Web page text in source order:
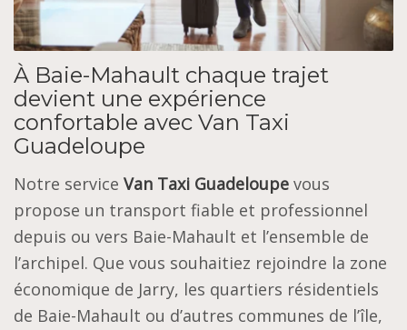
À Baie-Mahault chaque trajet
devient une expérience
confortable avec Van Taxi
Guadeloupe
Notre service Van Taxi Guadeloupe vous
propose un transport fiable et professionnel
depuis ou vers Baie-Mahault et l’ensemble de
l’archipel. Que vous souhaitiez rejoindre la zone
économique de Jarry, les quartiers résidentiels
de Baie-Mahault ou d’autres communes de l’île,